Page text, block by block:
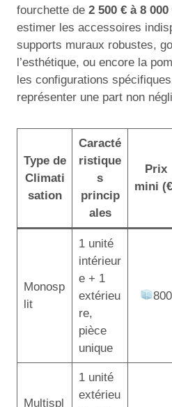
fourchette de 2 500 € à 8 000
estimer les accessoires
supports muraux robustes,
l’esthétique, ou encore la
les configurations
représenter une part non
Type de
Climati
sation
Caracté
ristique
s
princip
ales
Prix
mini
Monosp
lit
1 unité
intérieur
e + 1
extérieu
re,
pièce
unique
800
Multispl
1 unité
extérieu